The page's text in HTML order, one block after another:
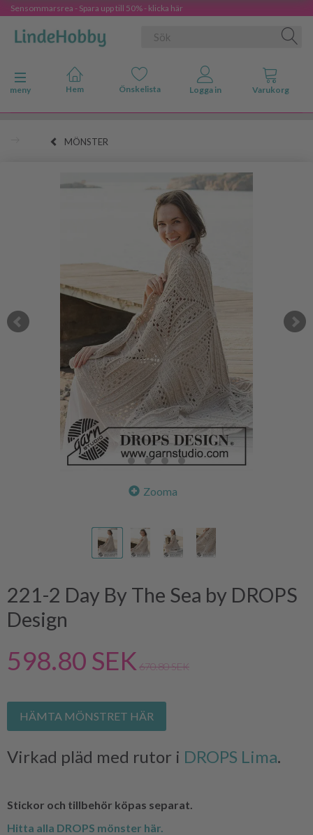
Sensommarsrea - Spara upp till 50% - klicka här
Ändra navigering
meny
MÖNSTER
Zooma
221-2 Day By The Sea by DROPS
Design
598.80 SEK 670.80 SEK
HÄMTA MÖNSTRET HÄR
Virkad pläd med rutor i DROPS Lima.
Stickor och tillbehör köpas separat.
Hitta alla DROPS mönster här.